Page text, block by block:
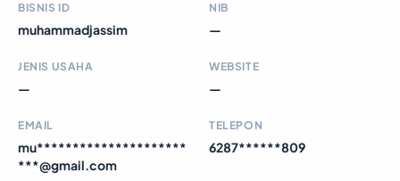
BISNIS ID
muhammadjassim
NIB
—
JENIS USAHA
—
WEBSITE
—
EMAIL
mu*********************
***@gmail.com
TELEPON
6287******809